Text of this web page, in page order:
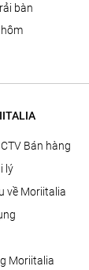
bàn
Bán hàng
lý
về Moriitalia
Moriitalia